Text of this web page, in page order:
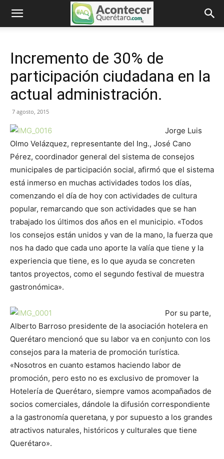
Incremento de 30% de
participación ciudadana en la
actual administración.
7 agosto, 2015
Jorge Luis
Olmo Velázquez, representante del Ing., José Cano
Pérez, coordinador general del sistema de consejos
municipales de participación social, afirmó que el sistema
está inmerso en muchas actividades todos los días,
comenzando el día de hoy con actividades de cultura
popular, remarcando que son actividades que se han
trabajado los últimos dos años en el municipio. «Todos
los consejos están unidos y van de la mano, la fuerza que
nos ha dado que cada uno aporte la valía que tiene y la
experiencia que tiene, es lo que ayuda se concreten
tantos proyectos, como el segundo festival de muestra
gastronómica».
Por su parte,
Alberto Barroso presidente de la asociación hotelera en
Querétaro mencionó que su labor va en conjunto con los
consejos para la materia de promoción turística.
«Nosotros en cuanto estamos haciendo labor de
promoción, pero esto no es exclusivo de promover la
Hotelería de Querétaro, siempre vamos acompañados de
socios comerciales, dándole la difusión correspondiente
a la gastronomía queretana, y por supuesto a los grandes
atractivos naturales, históricos y culturales que tiene
Querétaro».